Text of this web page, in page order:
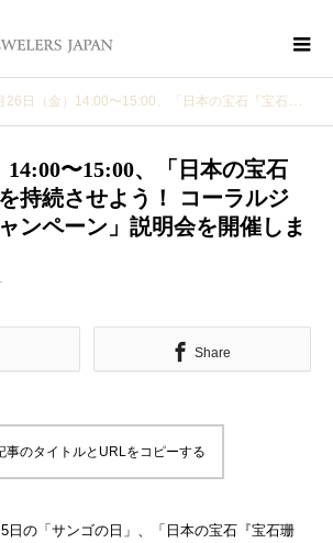
（金）14:00〜15:00、「日本の宝石『宝石珊瑚』を持続させよう！ コーラルジュエリー・キャンペーン」説明会を開催します
14:00〜15:00、「日本の宝石
持続させよう！ コーラルジ
ンペーン」説明会を開催しま
Share
事のタイトルとURLをコピーする
日の「サンゴの日」、「日本の宝石『宝石珊